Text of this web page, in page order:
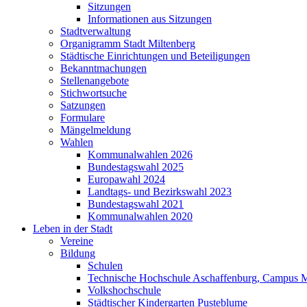
Sitzungen
Informationen aus Sitzungen
Stadtverwaltung
Organigramm Stadt Miltenberg
Städtische Einrichtungen und Beteiligungen
Bekanntmachungen
Stellenangebote
Stichwortsuche
Satzungen
Formulare
Mängelmeldung
Wahlen
Kommunalwahlen 2026
Bundestagswahl 2025
Europawahl 2024
Landtags- und Bezirkswahl 2023
Bundestagswahl 2021
Kommunalwahlen 2020
Leben in der Stadt
Vereine
Bildung
Schulen
Technische Hochschule Aschaffenburg, Campus
Volkshochschule
Städtischer Kindergarten Pusteblume